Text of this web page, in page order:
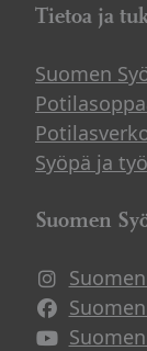
Tietoa ja
Suomen
Syöpä ja työ
Suomen